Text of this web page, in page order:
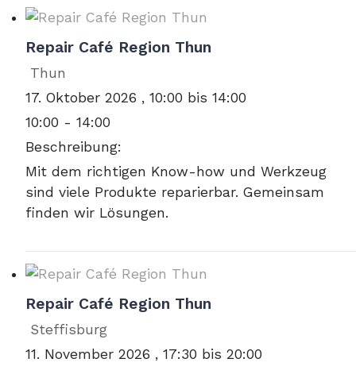
Repair Café Region Thun
Thun
17. Oktober 2026 , 10:00 bis 14:00
10:00 - 14:00
Beschreibung:
Mit dem richtigen Know-how und Werkzeug
sind viele Produkte reparierbar. Gemeinsam
finden wir Lösungen.
Repair Café Region Thun
Steffisburg
11. November 2026 , 17:30 bis 20:00